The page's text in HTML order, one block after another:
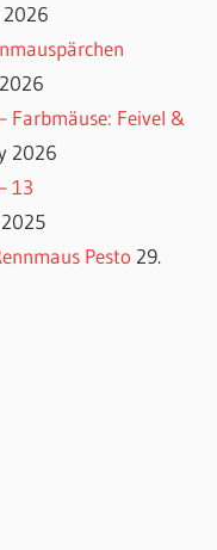
2026
Farbmäuse: Feivel &
2026
13
Pesto 29.